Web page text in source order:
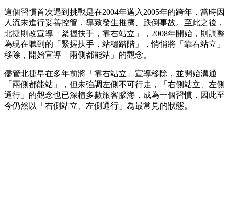
這個習慣首次遇到挑戰是在2004年邁入2005年的跨年，當時因
人流未進行妥善控管，導致發生推擠、跌倒事故。至此之後，
北捷則改宣導「緊握扶手，靠右站立」，2008年開始，則調整
為現在聽到的「緊握扶手，站穩踏階」，悄悄將「靠右站立」
移除，開始宣導「兩側都能站」的觀念。
儘管北捷早在多年前將「靠右站立」宣導移除，並開始溝通
「兩側都能站」，但未強調左側不可行走，「右側站立、左側
通行」的觀念也已深植多數旅客腦海，成為一個習慣，因此至
今仍然以「右側站立、左側通行」為最常見的狀態。